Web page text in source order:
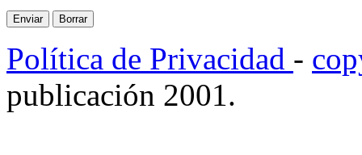
Política de Privacidad -
publicación 2001.